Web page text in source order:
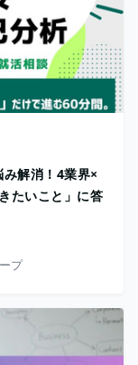
解消！4業界×
たいこと」に答
プ